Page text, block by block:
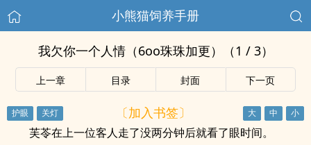
小熊猫饲养手册
我欠你一个人情（6oo珠珠加更）（1 / 3）
上一章 目录 封面 下一页
〔加入书签〕
芙苓在上一位客人走了没两分钟后就看了眼时间。